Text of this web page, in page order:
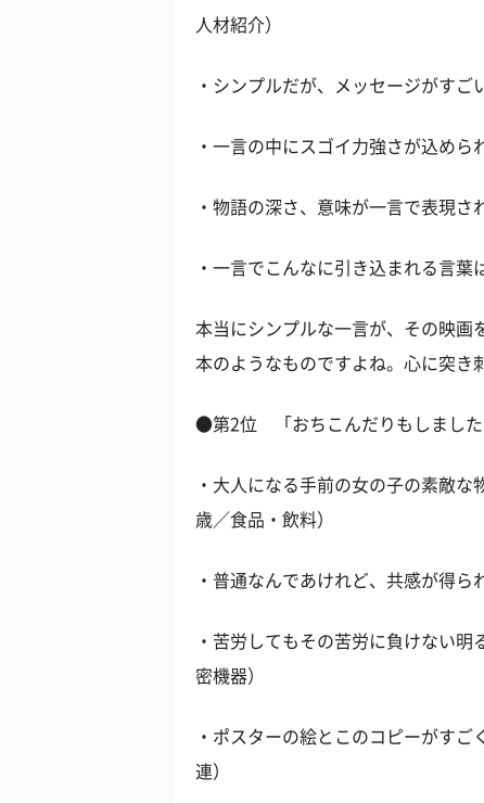
人材紹介）
・シンプルだが、メッセージがすご
・一言の中にスゴイ力強さが込めら
・物語の深さ、意味が一言で表現さ
・一言でこんなに引き込まれる言葉
本当にシンプルな一言が、その映画
本のようなものですよね。心に突き
●第2位 「おちこんだりもしました
・大人になる手前の女の子の素敵
歳／食品・飲料）
・普通なんであけれど、共感が得ら
・苦労してもその苦労に負けない
密機器）
・ポスターの絵とこのコピーがす
連）